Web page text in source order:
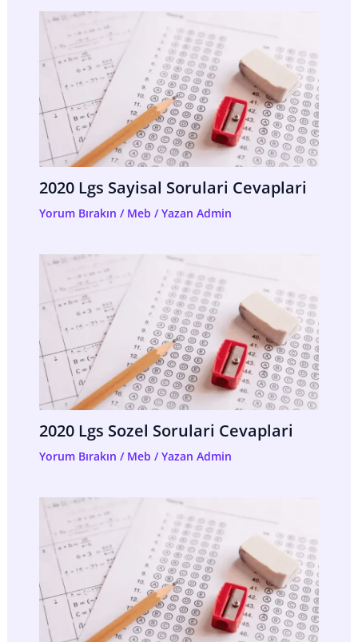
2020 Lgs Sayisal Sorulari Cevaplari
Yorum Bırakın / Meb / Yazan Admin
2020 Lgs Sozel Sorulari Cevaplari
Yorum Bırakın / Meb / Yazan Admin